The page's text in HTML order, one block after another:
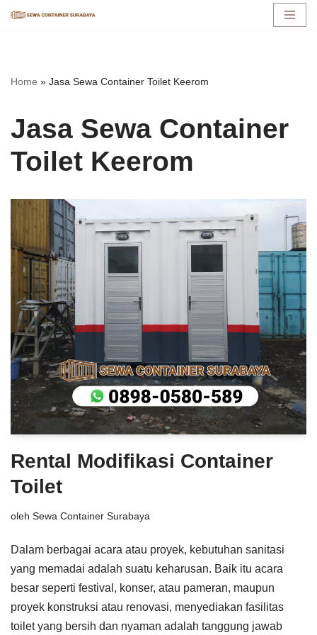
konten
Home » Jasa Sewa Container Toilet Keerom
Jasa Sewa Container
Toilet Keerom
Rental Modifikasi Container
Toilet
oleh Sewa Container Surabaya
Dalam berbagai acara atau proyek, kebutuhan sanitasi
yang memadai adalah suatu keharusan. Baik itu acara
besar seperti festival, konser, atau pameran, maupun
proyek konstruksi atau renovasi, menyediakan fasilitas
toilet yang bersih dan nyaman adalah tanggung jawab